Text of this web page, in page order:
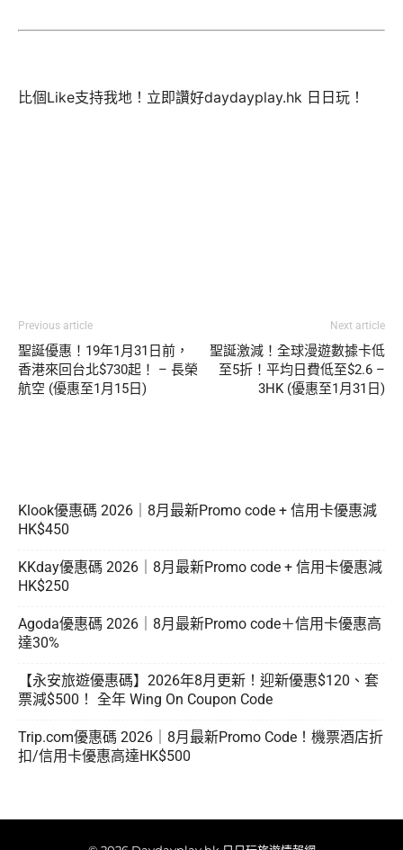
比個Like支持我地！立即讚好daydayplay.hk 日日玩！
Previous article
聖誕優惠！19年1月31日前，
香港來回台北$730起！ – 長榮
航空 (優惠至1月15日)
Next article
聖誕激減！全球漫遊數據卡低
至5折！平均日費低至$2.6 –
3HK (優惠至1月31日)
Klook優惠碼 2026｜8月最新Promo code + 信用卡優惠減
HK$450
KKday優惠碼 2026｜8月最新Promo code + 信用卡優惠減
HK$250
Agoda優惠碼 2026｜8月最新Promo code＋信用卡優惠高
達30%
【永安旅遊優惠碼】2026年8月更新！迎新優惠$120、套
票減$500！ 全年 Wing On Coupon Code
Trip.com優惠碼 2026｜8月最新Promo Code！機票酒店折
扣/信用卡優惠高達HK$500